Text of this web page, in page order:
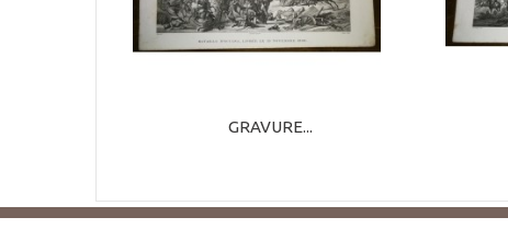
GRAVURE...